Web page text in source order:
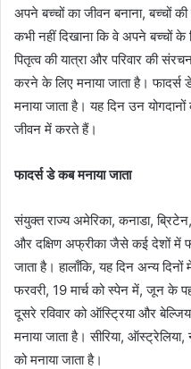
अपने बच्चों का जीवन बनाना, बच्चों
कभी नहीं दिखाना कि वे अपने बच्चों
पितृत्व की यात्रा और परिवार की
करने के लिए मनाया जाता है।
मनाया जाता है। यह दिन उन
जीवन में करते हैं।
फादर्स डे कब मनाया जाता
संयुक्त राज्य अमेरिका, कनाडा,
और दक्षिण अफ्रीका जैसे कई देशों में
जाता है। हालाँकि, यह दिन अन्य
फरवरी, 19 मार्च को स्पेन में, जून के
दूसरे रविवार को ऑस्ट्रिया और
मनाया जाता है। सीरिया,
को मनाया जाता है।